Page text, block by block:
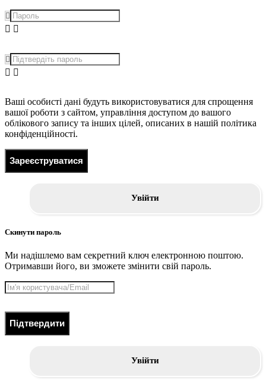
Ваші особисті дані будуть використовуватися для спрощення
вашої роботи з сайтом, управління доступом до вашого
облікового запису та інших цілей, описаних в нашій політика
конфіденційності.
Зареєструватися
Увійти
Скинути пароль
Ми надішлемо вам секретний ключ електронною поштою.
Отримавши його, ви зможете змінити свій пароль.
Підтвердити
Увійти